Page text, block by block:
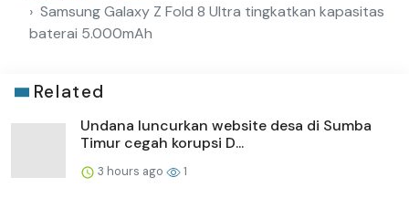
Samsung Galaxy Z Fold 8 Ultra tingkatkan kapasitas
baterai 5.000mAh
Related
Undana luncurkan website desa di Sumba
Timur cegah korupsi D...
3 hours ago 1